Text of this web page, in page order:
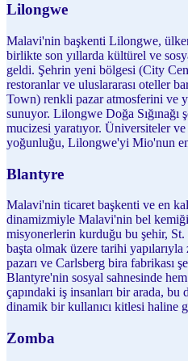
Lilongwe
Malavi'nin başkenti Lilongwe,
birlikte son yıllarda kültürel ve
geldi. Şehrin yeni bölgesi (City
restoranlar ve uluslararası oteller
Town) renkli pazar atmosferini ve
sunuyor. Lilongwe Doğa Sığınağı
mucizesi yaratıyor. Üniversiteler
yoğunluğu, Lilongwe'yi Mio'nun
Blantyre
Malavi'nin ticaret başkenti ve en
dinamizmiyle Malavi'nin bel
misyonerlerin kurduğu bu şehir,
başta olmak üzere tarihi
pazarı ve Carlsberg bira fabrikası
Blantyre'nin sosyal sahnesinde
çapındaki iş insanları bir arada,
dinamik bir kullanıcı kitlesi haline
Zomba